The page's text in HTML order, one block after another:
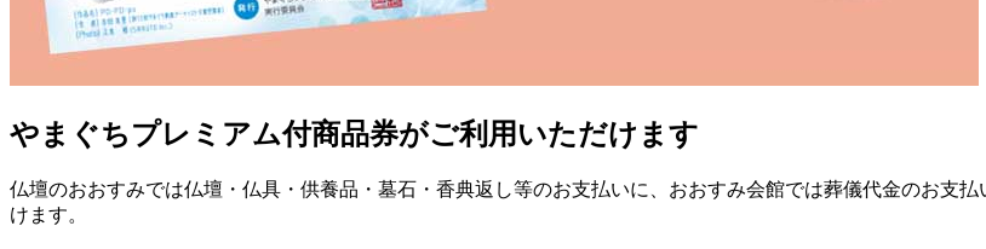
やまぐちプレミアム付商品券がご利用いただけます
仏壇のおおすみでは仏壇・仏具・供養品・墓石・香典返し等のお支払いに、おおすみ会館では葬儀代金のお支
けます。